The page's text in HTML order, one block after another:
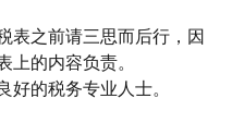
表之前请三思而后行，因
的内容负责。
的税务专业人士。